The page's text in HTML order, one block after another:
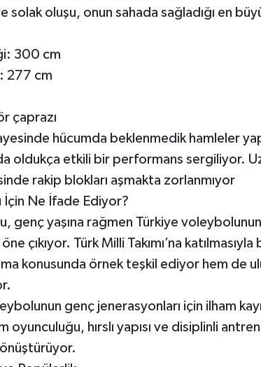
solak oluşu, onun sahada sağladığı en
300 cm
277 cm
çaprazı
hücumda beklenmedik hamleler
oldukça etkili bir performans sergiliyor.
rakip blokları aşmakta zorlanmıyor
İçin Ne İfade Ediyor?
genç yaşına rağmen Türkiye
çıkıyor. Türk Milli Takımı’na
konusunda örnek teşkil ediyor hem de
genç jenerasyonları için ilham
oyunculuğu, hırslı yapısı ve disiplinli